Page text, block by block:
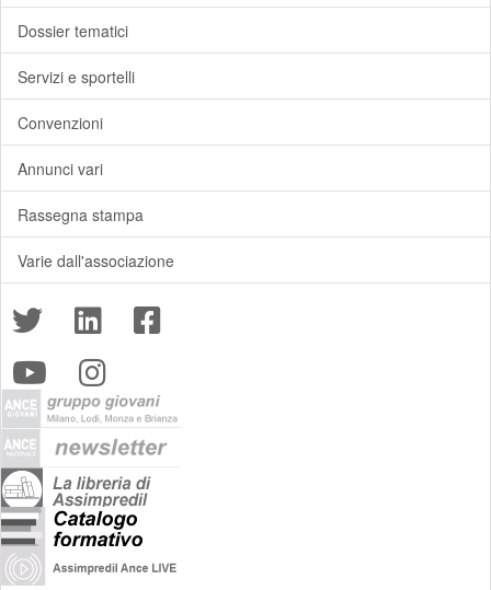
Dossier tematici
Servizi e sportelli
Convenzioni
Annunci vari
Rassegna stampa
Varie dall'associazione